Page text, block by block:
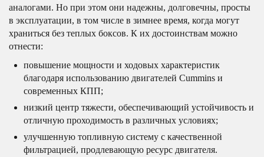
аналогами. Но при этом они надежны, долговечны, просты
в эксплуатации, в том числе в зимнее время, когда могут
храниться без теплых боксов. К их достоинствам можно
отнести:
повышение мощности и ходовых характеристик
благодаря использованию двигателей Cummins и
современных КПП;
низкий центр тяжести, обеспечивающий устойчивость и
отличную проходимость в различных условиях;
улучшенную топливную систему с качественной
фильтрацией, продлевающую ресурс двигателя.